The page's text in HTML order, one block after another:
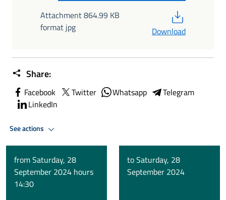
Attachment 864.99 KB
format jpg
Download
Share:
Facebook Twitter Whatsapp
Telegram
LinkedIn
See actions
from Saturday, 28
September 2024 hours
14:30
to Saturday, 28
September 2024